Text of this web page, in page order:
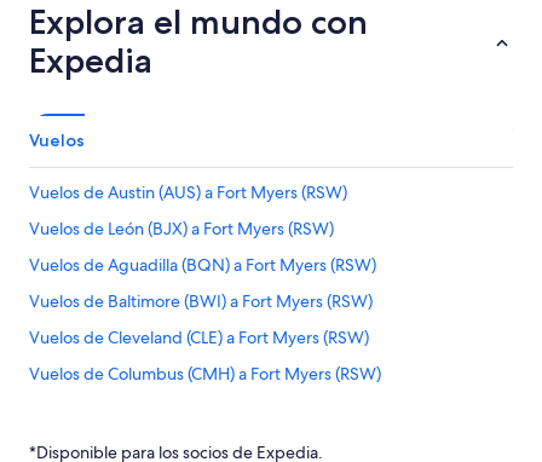
Explora el mundo con
Expedia
Vuelos
Vuelos de Austin (AUS) a Fort Myers (RSW)
Vuelos de León (BJX) a Fort Myers (RSW)
Vuelos de Aguadilla (BQN) a Fort Myers (RSW)
Vuelos de Baltimore (BWI) a Fort Myers (RSW)
Vuelos de Cleveland (CLE) a Fort Myers (RSW)
Vuelos de Columbus (CMH) a Fort Myers (RSW)
Vuelos de Detroit (DTW) a Fort Myers (RSW)
*Disponible para los socios de Expedia.